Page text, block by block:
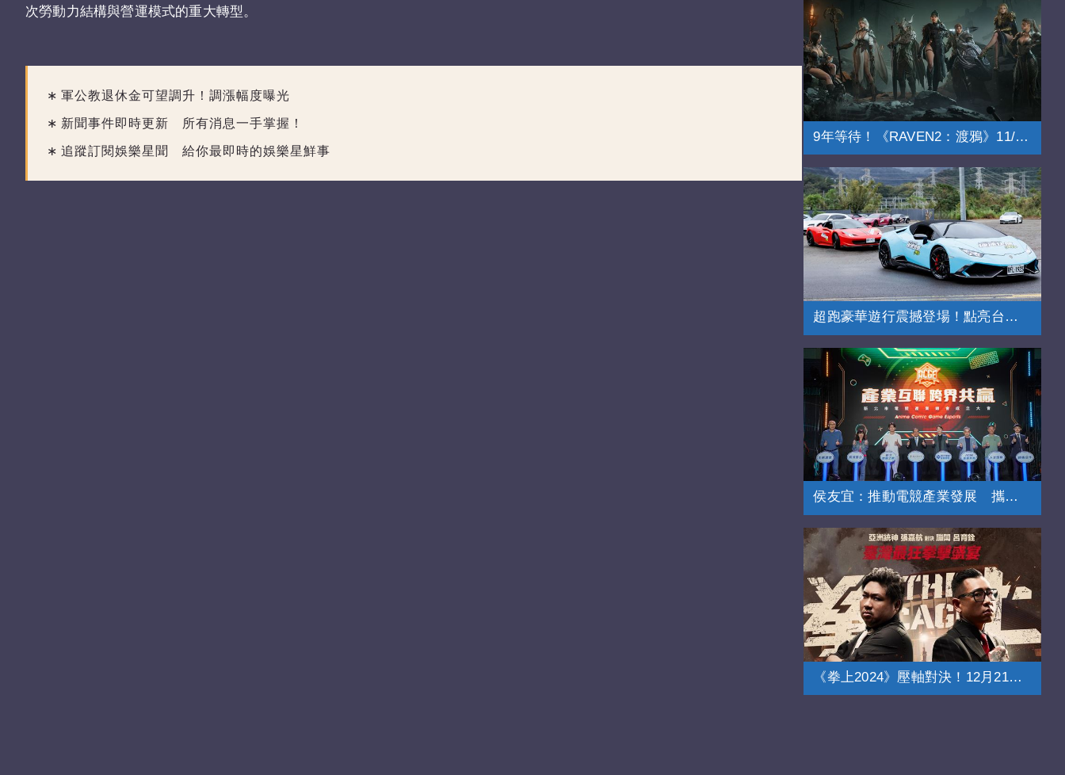
次勞動力結構與營運模式的重大轉型。
軍公教退休金可望調升！調漲幅度曝光
新聞事件即時更新 所有消息一手掌握！
追蹤訂閱娛樂星聞 給你最即時的娛樂星鮮事
9年等待！《RAVEN2：渡鴉》11/20上市
超跑豪華遊行震撼登場！點亮台北街頭
侯友宜：推動電競產業發展 攜手總會育才
《拳上2024》壓軸對決！12月21日登場